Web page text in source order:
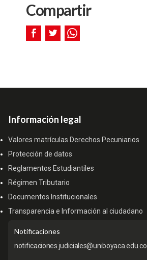
Compartir
Información legal
Valores matrículas Derechos Pecuniarios
Protección de datos
Reglamentos Estudiantiles
Régimen Tributario
Documentos Institucionales
Transparencia e Información al ciudadano
Notificaciones
notificaciones.judiciales@uniboyaca.edu.co